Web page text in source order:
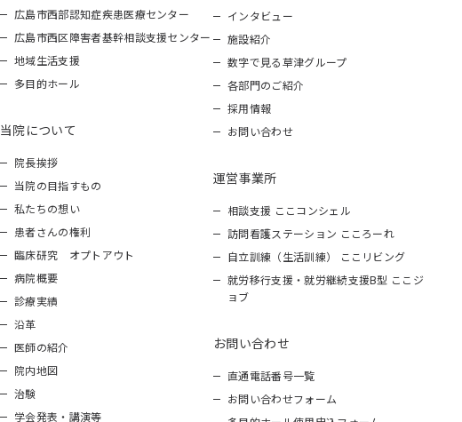
広島市西部認知症疾患医療センター
広島市西区障害者基幹相談支援センター
地域生活支援
多目的ホール
当院について
院長挨拶
当院の目指すもの
私たちの想い
患者さんの権利
臨床研究 オプトアウト
病院概要
診療実績
沿革
医師の紹介
院内地図
治験
学会発表・講演等
インタビュー
施設紹介
数字で見る草津グループ
各部門のご紹介
採用情報
お問い合わせ
運営事業所
相談支援 ここコンシェル
訪問看護ステーション こころーれ
自立訓練（生活訓練） ここリビング
就労移行支援・就労継続支援B型 ここジ
ョブ
お問い合わせ
直通電話番号一覧
お問い合わせフォーム